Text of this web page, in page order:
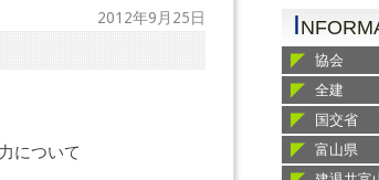
2012年9月25日
について
I
協会
全建
国交省
富山県